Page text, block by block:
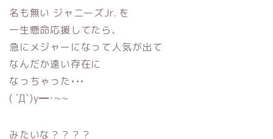
名も無い ジャニーズJr. を
一生懸命応援してたら、
急にメジャーになって人気が出て
なんだか遠い存在に
なっちゃった•••
( ´Д`)y━･~~
みたいな？？？？